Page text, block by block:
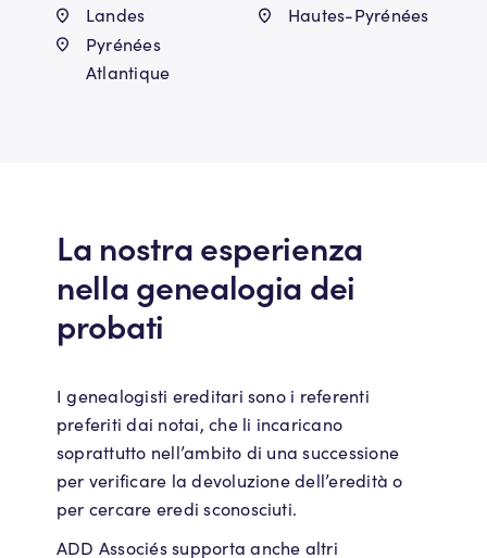
Landes
Hautes-Pyrénées
Pyrénées
Atlantique
La nostra esperienza
nella genealogia dei
probati
I genealogisti ereditari sono i referenti
preferiti dai notai, che li incaricano
soprattutto nell’ambito di una successione
per verificare la devoluzione dell’eredità o
per cercare eredi sconosciuti.
ADD Associés supporta anche altri